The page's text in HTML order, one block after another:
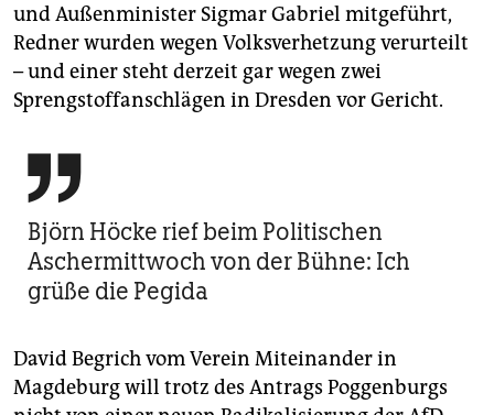
und Außenminister Sigmar Gabriel mitgeführt,
Redner wurden wegen Volksverhetzung verurteilt
– und einer steht derzeit gar wegen zwei
Sprengstoffanschlägen in Dresden vor Gericht.

Björn Höcke rief beim Politischen
Aschermittwoch von der Bühne: Ich
grüße die Pegida
David Begrich vom Verein Miteinander in
Magdeburg will trotz des Antrags Poggenburgs